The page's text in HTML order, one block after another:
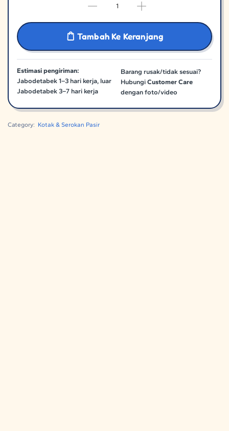
Tambah Ke Keranjang
Estimasi pengiriman:
Jabodetabek 1–3 hari kerja, luar
Jabodetabek 3–7 hari kerja
Barang rusak/tidak sesuai?
HubungiCustomer Care
dengan foto/video
Category: Kotak & Serokan Pasir